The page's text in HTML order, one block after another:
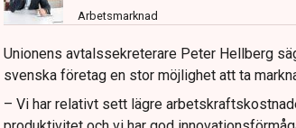
Arbetsmarknad
Unionens avtalssekreterare Peter Hellberg
svenska företag en stor möjlighet att ta
– Vi har relativt sett lägre